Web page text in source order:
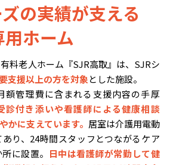
の実績が支える
ホーム
料老人ホーム『SJR高取』は、SJRシ
要支援以上の方を対象とした施設。
管理費に含まれる支援内容の手厚
診付き添いや看護師による健康相談
かに支えています。 居室は介護用電動
り、24時間スタッフとつながるケア
に設置。 日中は看護師が常勤して健